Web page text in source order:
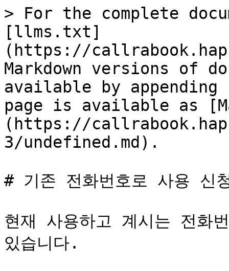
> For the complete
[llms.txt]
(https://
Markdown versions of
available by
page is available as
(https://
3/undefined.md).
# 기존 전화번호로 사용 신
현재 사용하고 계시는 전화
있습니다.